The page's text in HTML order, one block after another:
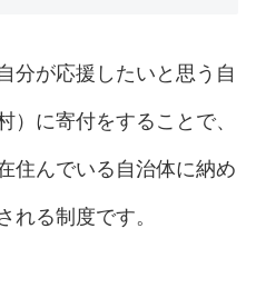
分が応援したいと思う自
）に寄付をすることで、
住んでいる自治体に納め
れる制度です。